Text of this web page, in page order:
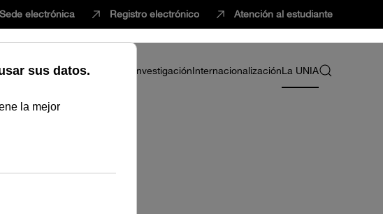
Sede electrónica Registro electrónico Atención al estudiante
Vida universitariaProfesorado InvestigaciónInternacionalizaciónLa UNIA